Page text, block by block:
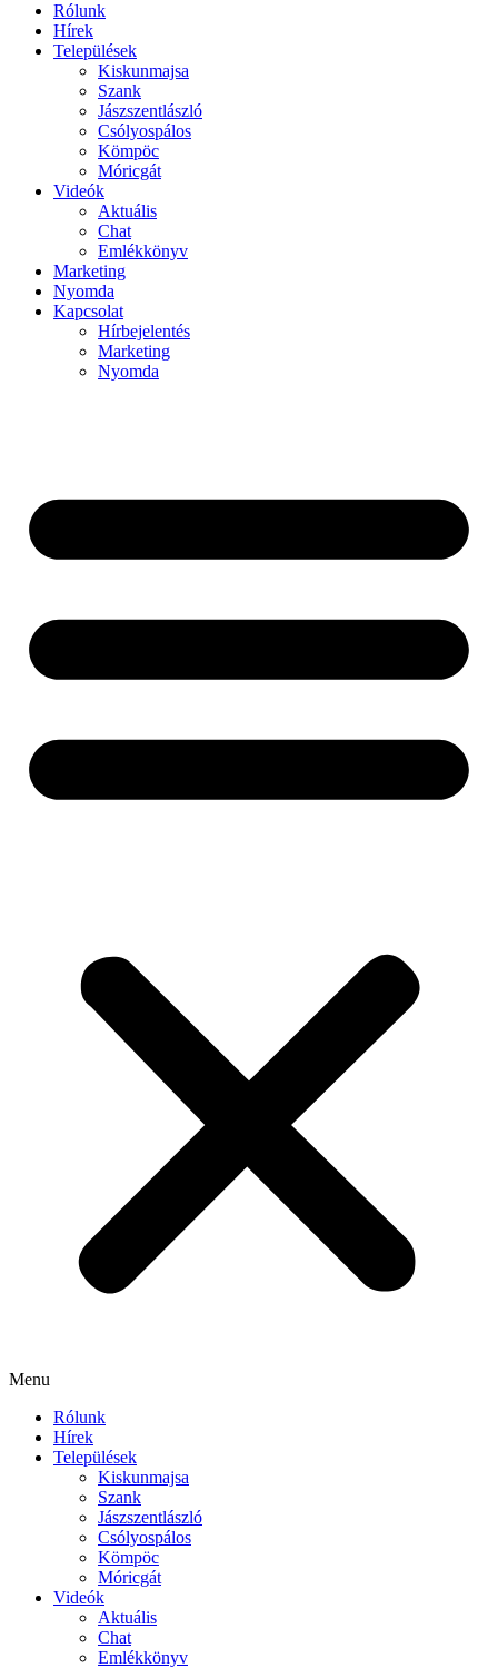
Rólunk
Hírek
Települések
Kiskunmajsa
Szank
Jászszentlászló
Csólyospálos
Kömpöc
Móricgát
Videók
Aktuális
Chat
Emlékkönyv
Marketing
Nyomda
Kapcsolat
Hírbejelentés
Marketing
Nyomda
Menu
Rólunk
Hírek
Települések
Kiskunmajsa
Szank
Jászszentlászló
Csólyospálos
Kömpöc
Móricgát
Videók
Aktuális
Chat
Emlékkönyv